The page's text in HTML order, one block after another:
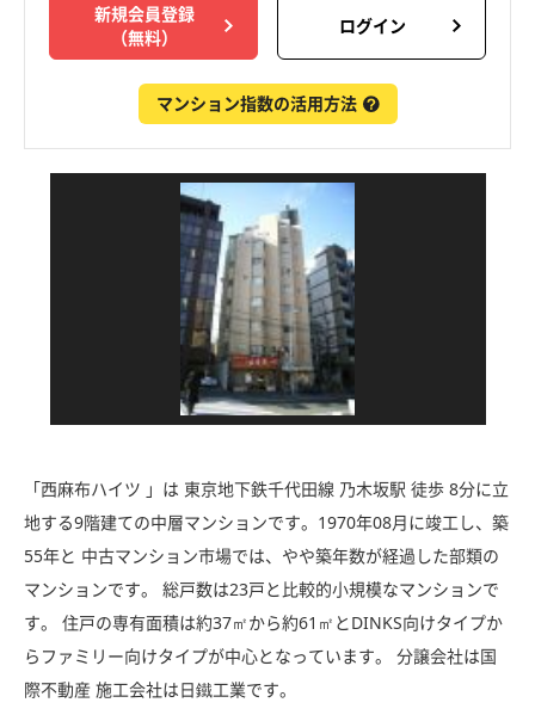
新規会員登録
（無料）
ログイン
マンション指数の活用方法
「西麻布ハイツ 」は 東京地下鉄千代田線 乃木坂駅 徒歩 8分に立
地する9階建ての中層マンションです。1970年08月に竣工し、築
55年と 中古マンション市場では、やや築年数が経過した部類の
マンションです。 総戸数は23戸と比較的小規模なマンションで
す。 住戸の専有面積は約37㎡から約61㎡とDINKS向けタイプか
らファミリー向けタイプが中心となっています。 分譲会社は国
際不動産 施工会社は日鐵工業です。